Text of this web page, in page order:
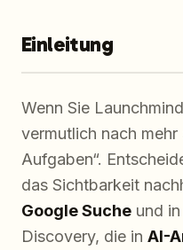
Einleitung
Wenn Sie
vermutlich nach mehr
Aufgaben“.
das Sichtbarkeit
Google Suche und
Discovery, die in AI-